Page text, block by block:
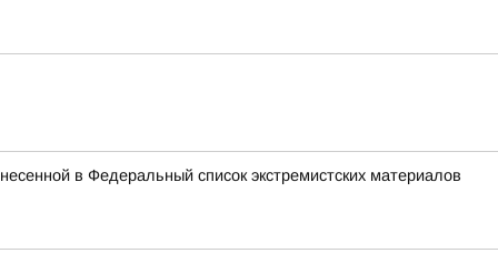
в Федеральный список экстремистских материалов